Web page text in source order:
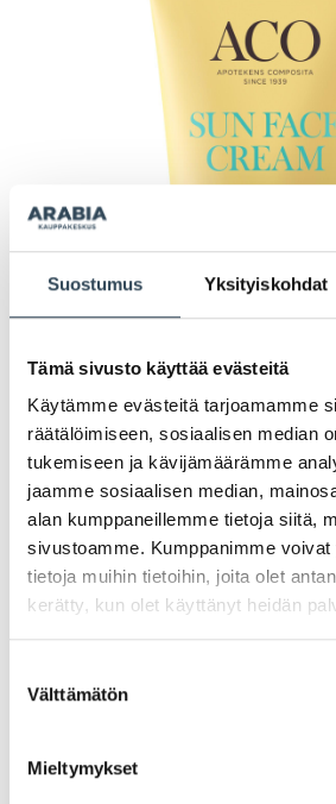
Suostumus Yksityiskohdat
Tämä sivusto käyttää evästeitä
Käytämme evästeitä tarjoamamme
räätälöimiseen, sosiaalisen median
tukemiseen ja kävijämäärämme
jaamme sosiaalisen median,
alan kumppaneillemme tietoja siitä,
sivustoamme. Kumppanimme voivat
tietoja muihin tietoihin, joita olet
kerätty, kun olet käyttänyt heidän
valinta
Välttämätön
Mieltymykset
PAHOITTELUT, TARJOUS EI OLE